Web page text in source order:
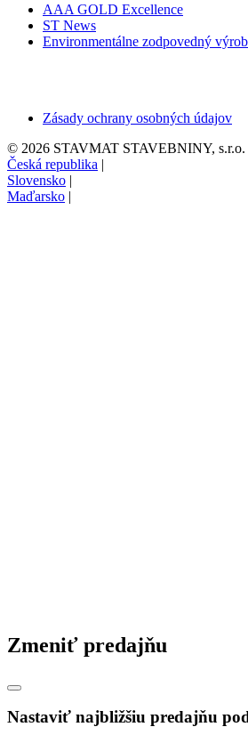
AAA GOLD Excellence
ST News
Environmentálne zodpovedný
Zásady ochrany osobných údajov
© 2026 STAVMAT STAVEBNINY, s.r.o.
Česká republika |
Slovensko |
Maďarsko |
Zmeniť predajňu
Nastaviť najbližšiu predajňu